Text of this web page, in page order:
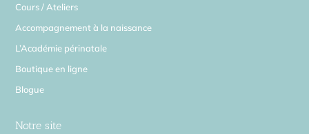
Cours / Ateliers
Accompagnement à la naissance
L’Académie périnatale
Boutique en ligne
Blogue
Notre site